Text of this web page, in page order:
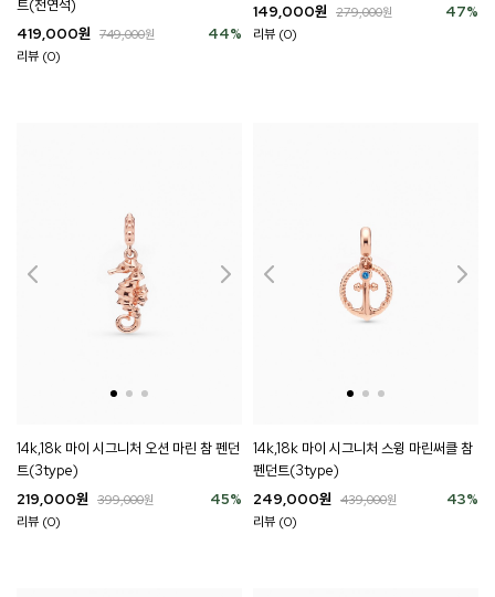
트(천연석)
44%
419,000원 749,000원
리뷰 (0)
47%
149,000원 279,000원
리뷰 (0)
14k,18k 마이 시그니처 오션 마린 참 펜던
트(3type)
45%
219,000원 399,000원
리뷰 (0)
14k,18k 마이 시그니처 스윙 마린써클 참
펜던트(3type)
43%
249,000원 439,000원
리뷰 (0)